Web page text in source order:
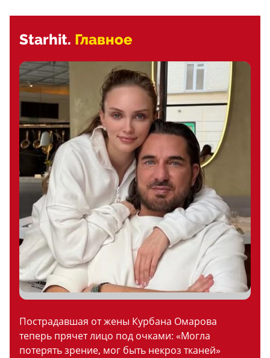
Starhit. Главное
Пострадавшая от жены Курбана Омарова
теперь прячет лицо под очками: «Могла
потерять зрение, мог быть некроз тканей»